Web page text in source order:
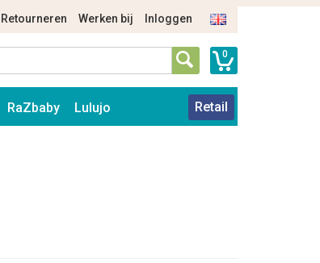
Retourneren Werken bij Inloggen
0
RaZbaby Lulujo Retail